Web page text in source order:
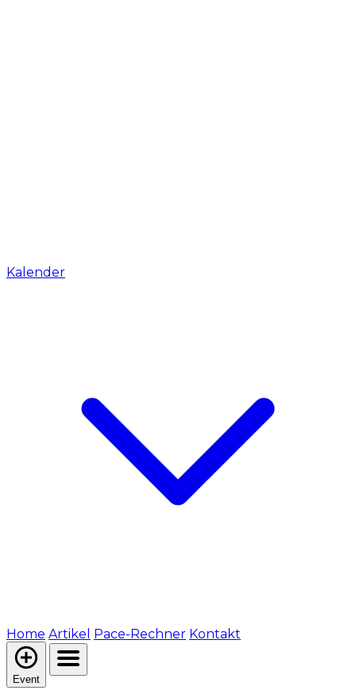
Kalender
Home Artikel Pace-Rechner Kontakt
Event